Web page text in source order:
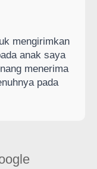
mengirimkan
anak saya
menerima
pada